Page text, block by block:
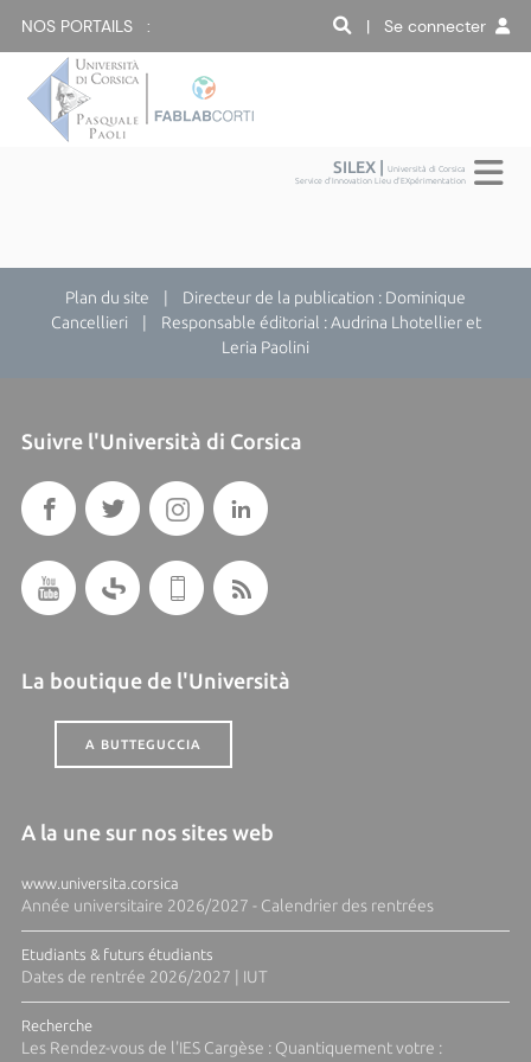
NOS PORTAILS : | Se connecter
SILEX |Università di Corsica
Service d'Innovation Lieu d'EXpérimentation
Plan du site | Directeur de la publication : Dominique
Cancellieri | Responsable éditorial : Audrina Lhotellier et
Leria Paolini
Suivre l'Università di Corsica
La boutique de l'Università
A BUTTEGUCCIA
A la une sur nos sites web
www.universita.corsica
Année universitaire 2026/2027 - Calendrier des rentrées
Etudiants & futurs étudiants
Dates de rentrée 2026/2027 | IUT
Recherche
Les Rendez-vous de l'IES Cargèse : Quantiquement votre :